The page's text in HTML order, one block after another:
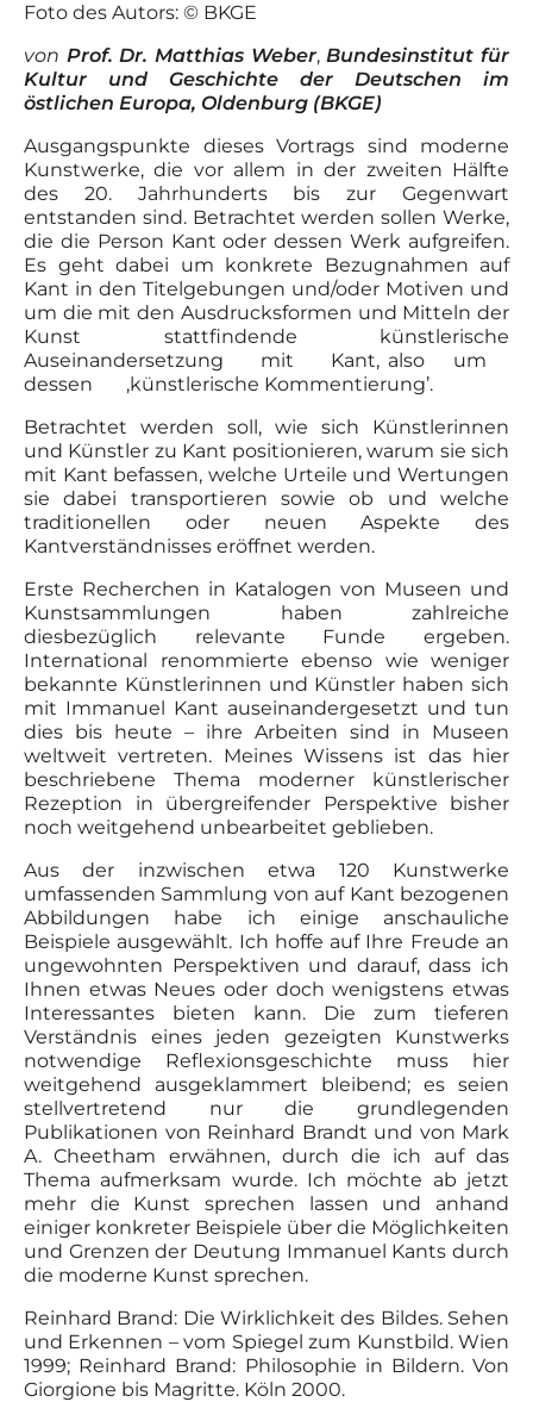
Foto des Autors: © BKGE
von Prof. Dr. Matthias Weber,Bundesinstitut für
Kultur und Geschichte der Deutschen im
östlichen Europa, Oldenburg (BKGE)
Ausgangspunkte dieses Vortrags sind moderne
Kunstwerke, die vor allem in der zweiten Hälfte
des 20. Jahrhunderts bis zur Gegenwart
entstanden sind. Betrachtet werden sollen Werke,
die die Person Kant oder dessen Werk aufgreifen.
Es geht dabei um konkrete Bezugnahmen auf
Kant in den Titelgebungen und/oder Motiven und
um die mit den Ausdrucksformen und Mitteln der
Kunst stattfindende künstlerische
Auseinandersetzung mit Kant, also um
dessen ‚künstlerische Kommentierung’.
Betrachtet werden soll, wie sich Künstlerinnen
und Künstler zu Kant positionieren, warum sie sich
mit Kant befassen, welche Urteile und Wertungen
sie dabei transportieren sowie ob und welche
traditionellen oder neuen Aspekte des
Kantverständnisses eröffnet werden.
Erste Recherchen in Katalogen von Museen und
Kunstsammlungen haben zahlreiche
diesbezüglich relevante Funde ergeben.
International renommierte ebenso wie weniger
bekannte Künstlerinnen und Künstler haben sich
mit Immanuel Kant auseinandergesetzt und tun
dies bis heute – ihre Arbeiten sind in Museen
weltweit vertreten. Meines Wissens ist das hier
beschriebene Thema moderner künstlerischer
Rezeption in übergreifender Perspektive bisher
noch weitgehend unbearbeitet geblieben.
Aus der inzwischen etwa 120 Kunstwerke
umfassenden Sammlung von auf Kant bezogenen
Abbildungen habe ich einige anschauliche
Beispiele ausgewählt. Ich hoffe auf Ihre Freude an
ungewohnten Perspektiven und darauf, dass ich
Ihnen etwas Neues oder doch wenigstens etwas
Interessantes bieten kann. Die zum tieferen
Verständnis eines jeden gezeigten Kunstwerks
notwendige Reflexionsgeschichte muss hier
weitgehend ausgeklammert bleibend; es seien
stellvertretend nur die grundlegenden
Publikationen von Reinhard Brandt und von Mark
A. Cheetham erwähnen, durch die ich auf das
Thema aufmerksam wurde. Ich möchte ab jetzt
mehr die Kunst sprechen lassen und anhand
einiger konkreter Beispiele über die Möglichkeiten
und Grenzen der Deutung Immanuel Kants durch
die moderne Kunst sprechen.
Reinhard Brand: Die Wirklichkeit des Bildes. Sehen
und Erkennen – vom Spiegel zum Kunstbild. Wien
1999; Reinhard Brand: Philosophie in Bildern. Von
Giorgione bis Magritte. Köln 2000.